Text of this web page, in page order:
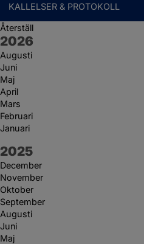
KALLELSER & PROTOKOLL
Återställ
År:
2026
Augusti
Juni
Maj
April
Mars
Februari
Januari
År:
2025
December
November
Oktober
September
Augusti
Juni
Maj